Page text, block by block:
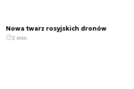
Nowa twarz rosyjskich dronów
2 min.